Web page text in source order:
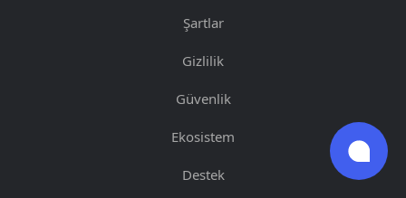
Şartlar
Gizlilik
Güvenlik
Ekosistem
Destek